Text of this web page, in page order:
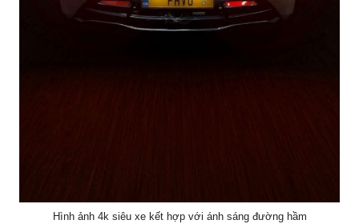
Hình ảnh 4k siêu xe kết hợp với ánh sáng đường hầm